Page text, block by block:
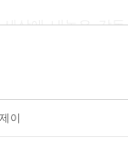
스 별장이고 오스
상에 내놓은 감
셔츠를 바지에
함께 작업했던 배
이